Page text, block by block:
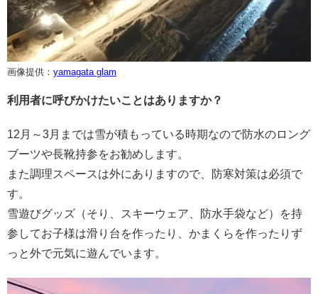
画像提供： yamagata glam
利用者に呼びかけたいことはありますか？
12月～3月までは雪が積もっている時期なので防水のロング
ブーツや長靴持参をお勧めします。
また調理スペースは外にありますので、防寒対策は必須で
す。
雪遊びグッズ（そり、スキーウェア、防水手袋など）を持
参してお子様は滑り台を作ったり、かまくらを作ったりず
っと外で元気に遊んでいます。